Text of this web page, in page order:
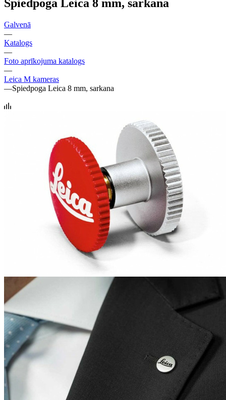
Spiedpoga Leica 8 mm, sarkana
Galvenā
—
Katalogs
—
Foto aprīkojuma katalogs
—
Leica M kameras
—Spiedpoga Leica 8 mm, sarkana